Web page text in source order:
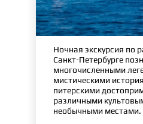
Ночная экскурсия по
Санкт-Петербурге
многочисленными
мистическими
питерскими
различными
необычными местами.